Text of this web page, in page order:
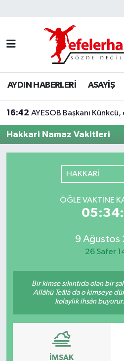
AYDIN HABERLERİ ASAYİŞ
16:42 AYESOB Başkanı Künkcü, dört
Hakkari Namaz Vakitleri
HAKKARİ
ÖĞLE VAKTINE
9 Ağustos
26 Safer
Bir kimse sıkıntıda olan bir
Allâhü Teâlâ da o kimseye
kolaylık ihsân
İMSAK
Nöbetçi Eczaneler
Hava Durumu
Aydin Namaz Vakitleri
Trafik Durumu
Süper Lig Puan Durumu
Tüm Manşetler